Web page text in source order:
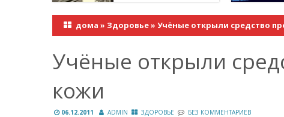
дома » Здоровье» Учёные открыли средство
Учёные открыли
кожи
06.12.2011 ADMIN ЗДОРОВЬЕ БЕЗ КОММЕНТАРИЕВ